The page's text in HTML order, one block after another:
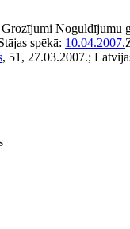
Grozījumi Noguldījumu
spēkā: 10.04.2007.
, 51, 27.03.2007.;